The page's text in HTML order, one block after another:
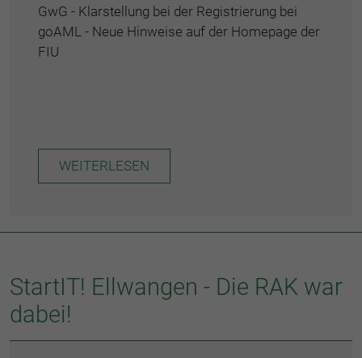
GwG - Klarstellung bei der Registrierung bei
goAML - Neue Hinweise auf der Homepage der
FIU
WEITERLESEN
StartIT! Ellwangen - Die RAK war
dabei!